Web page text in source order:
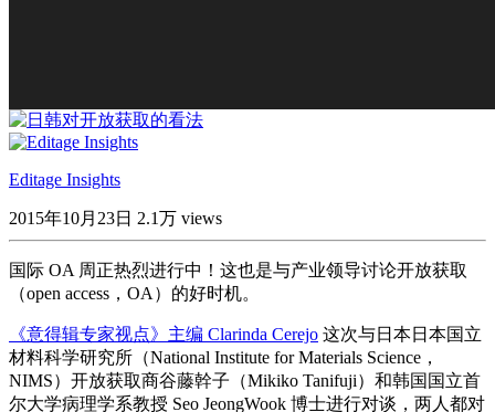
Editage Insights
2015年10月23日 2.1万 views
国际 OA 周正热烈进行中！这也是与产业领导讨论开放获取
（open access，OA）的好时机。
《意得辑专家视点》主编 Clarinda Cerejo 这次与日本日本国立
材料科学研究所（National Institute for Materials Science，
NIMS）开放获取商谷藤幹子（Mikiko Tanifuji）和韩国国立首
尔大学病理学系教授 Seo JeongWook 博士进行对谈，两人都对